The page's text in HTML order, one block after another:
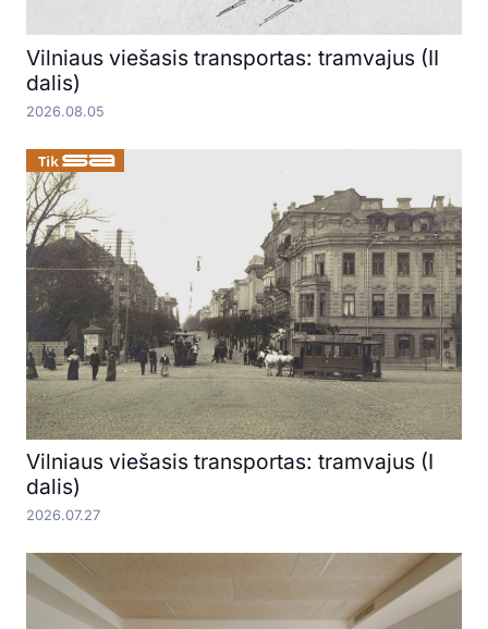
Vilniaus viešasis transportas: tramvajus (II
dalis)
2026.08.05
Vilniaus viešasis transportas: tramvajus (I
dalis)
2026.07.27